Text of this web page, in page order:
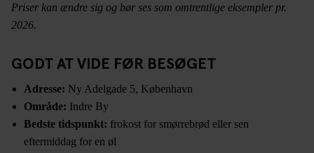
Priser kan ændre sig og bør ses som omtrentlige eksempler pr.
2026.
GODT AT VIDE FØR BESØGET
Adresse: Ny Adelgade 5, København
Område: Indre By
Bedste tidspunkt: frokost for smørrebrød eller sen
eftermiddag for en øl